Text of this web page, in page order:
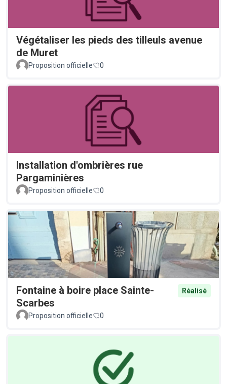
Végétaliser les pieds des tilleuls avenue
de Muret
Proposition officielle 0
Installation d'ombrières rue
Pargaminières
Proposition officielle 0
Fontaine à boire place Sainte-
Scarbes
Réalisé
Proposition officielle 0